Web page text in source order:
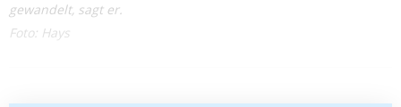
gewandelt, sagt er.
Foto: Hays